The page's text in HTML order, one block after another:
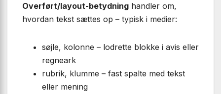
Overført/layout-betydning handler om,
hvordan tekst sættes op – typisk i medier:
søjle, kolonne – lodrette blokke i avis eller
regneark
rubrik, klumme – fast spalte med tekst
eller mening